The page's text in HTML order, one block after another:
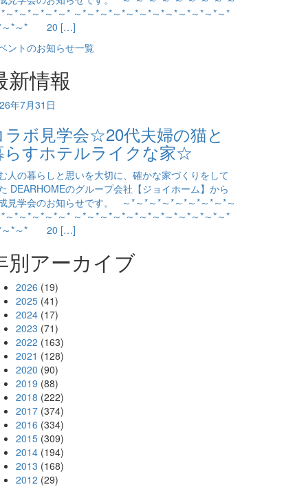
～*～*～*～*～* ～*～*～*～*～*～*～*～*～*～*～*～*
*～*～* 20 […]
ントのお知らせ一覧
新情報
年7月31日
ラボ見学会☆20代夫婦の猫と
らすホテルライクな家☆
人の暮らしと思いを大切に、確かな家づくりをして
DEARHOMEのグループ会社【ジョイホーム】から
見学会のお知らせです。 ～*～*～*～*～*～*～*～*～
～*～*～*～*～* ～*～*～*～*～*～*～*～*～*～*～*～*
*～*～* 20 […]
別アーカイブ
2026 (19)
2025 (41)
2024 (17)
2023 (71)
2022 (163)
2021 (128)
2020 (90)
2019 (88)
2018 (222)
2017 (374)
2016 (334)
2015 (309)
2014 (194)
2013 (168)
2012 (29)